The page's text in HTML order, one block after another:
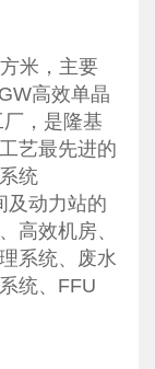
米，主要
高效单晶
，是隆基
艺最先进的
统
及动力站的
高效机房、
系统、废水
统、FFU